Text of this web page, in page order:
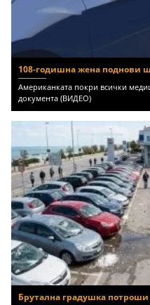
108-годишна жена поднови
Американката покри всички
документа (ВИДЕО)
Брутална градушка